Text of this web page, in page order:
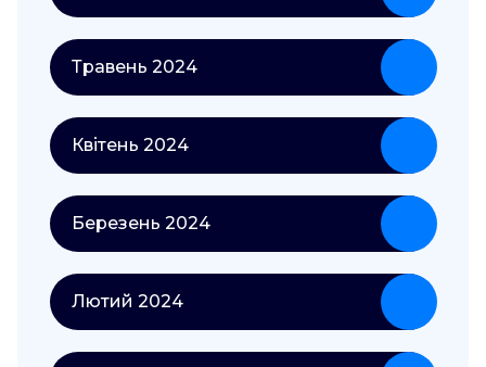
Травень 2024
Квітень 2024
Березень 2024
Лютий 2024